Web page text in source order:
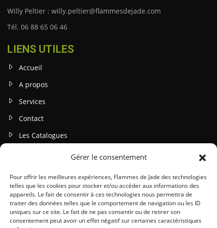
Gérer le consentement
Pour offrir les meilleures expériences, Flammes de Jade des technologies
telles que les cookies pour stocker et/ou accéder aux informations des
appareils. Le fait de consentir à ces technologies nous permettra de
traiter des données telles que le comportement de navigation ou les ID
uniques sur ce site. Le fait de ne pas consentir ou de retirer son
consentement peut avoir un effet négatif sur certaines caractéristiques
Willy Peltier : willy.peltier@flammesdejade.com
Tél. 06 88 65 06 46
LIENS UTILES
Accueil
A propos
Services
Contact
Les Catalogues
INFOS LEGALES
Mentions légales
Politique de confidentialité
Gestion des cookies